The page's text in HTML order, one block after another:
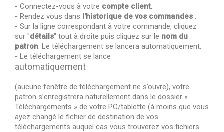
- Connectez-vous à votre compte client,
- Rendez vous dans l'historique de vos commandes .
- Sur la ligne correspondant à votre commande, cliquez
sur "détails" tout à droite puis cliquez sur le nom du
patron. Le téléchargement se lancera automatiquement.
- Le téléchargement se lance
automatiquement
(aucune fenêtre de téléchargement ne s’ouvre), votre
patron s’enregistrera naturellement dans le dossier «
Téléchargements » de votre PC/tablette (à moins que vous
ayez changé le fichier de destination de vos
téléchargements auquel cas vous trouverez vos fichiers